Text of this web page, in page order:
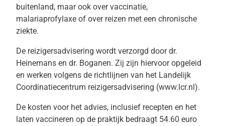
buitenland, maar ook over vaccinatie,
malariaprofylaxe of over reizen met een chronische
ziekte.
De reizigersadvisering wordt verzorgd door dr.
Heinemans en dr. Boganen. Zij zijn hiervoor opgeleid
en werken volgens de richtlijnen van het Landelijk
Coordinatiecentrum reizigersadvisering (www.lcr.nl).
De kosten voor het advies, inclusief recepten en het
laten vaccineren op de praktijk bedraagt 54.60 euro